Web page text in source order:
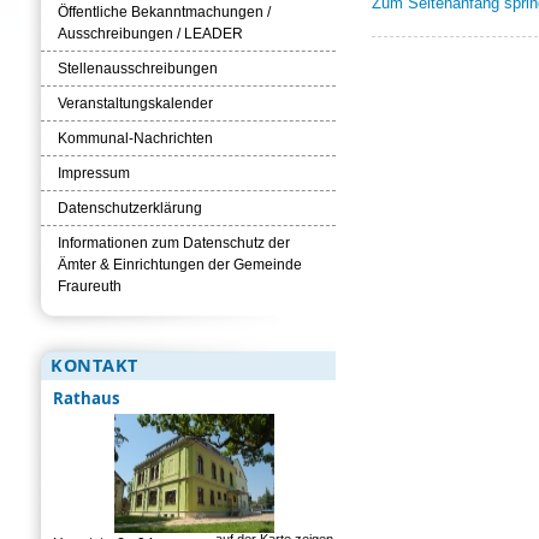
Öffentliche Bekanntmachungen /
Ausschreibungen / LEADER
Stellenausschreibungen
Veranstaltungskalender
Kommunal-Nachrichten
Impressum
Datenschutzerklärung
Informationen zum Datenschutz der
Ämter & Einrichtungen der Gemeinde
Fraureuth
KONTAKT
Rathaus